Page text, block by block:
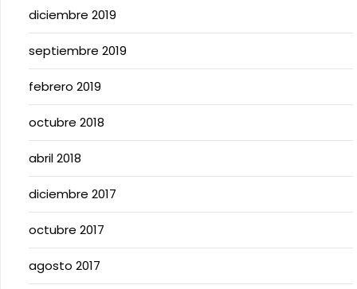
diciembre 2019
septiembre 2019
febrero 2019
octubre 2018
abril 2018
diciembre 2017
octubre 2017
agosto 2017